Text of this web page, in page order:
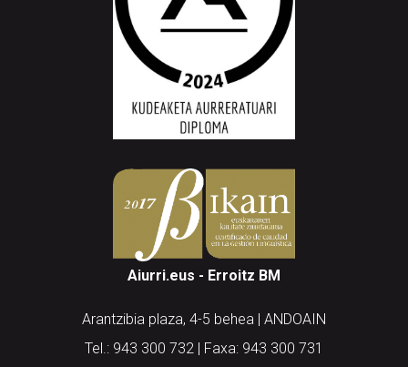
Aiurri.eus - Erroitz BM
Arantzibia plaza, 4-5 behea | ANDOAIN
Tel.: 943 300 732 | Faxa: 943 300 731